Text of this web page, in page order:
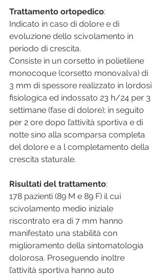
Trattamento ortopedico:
Indicato in caso di dolore e di
evoluzione dello scivolamento in
periodo di crescita.
Consiste in un corsetto in polietilene
monocoque (corsetto monovalva) di
3 mm di spessore realizzato in lordosi
fisiologica ed indossato 23 h/24 per 3
settimane (fase di dolore); in seguito
per 2 ore dopo l’attività sportiva e di
notte sino alla scomparsa completa
del dolore e a l completamento della
crescita staturale.
Risultati del trattamento:
178 pazienti (89 M e 89 F) il cui
scivolamento medio iniziale
riscontrato era di 7 mm hanno
manifestato una stabilità con
miglioramento della sintomatologia
dolorosa. Proseguendo inoltre
l’attività sportiva hanno auto